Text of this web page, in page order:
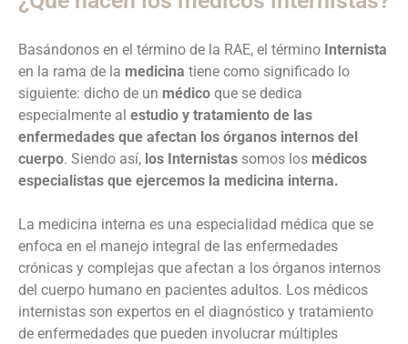
Basándonos en el término de la RAE, el término Internista
en la rama de la medicina tiene como significado lo
siguiente: dicho de un médico que se dedica
especialmente al estudio y tratamiento de las
enfermedades que afectan los órganos internos del
cuerpo. Siendo así, los Internistas somos los médicos
especialistas que ejercemos la medicina interna.
La medicina interna es una especialidad médica que se
enfoca en el manejo integral de las enfermedades
crónicas y complejas que afectan a los órganos internos
del cuerpo humano en pacientes adultos. Los médicos
internistas son expertos en el diagnóstico y tratamiento
de enfermedades que pueden involucrar múltiples